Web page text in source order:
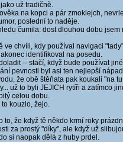
už tradičně.
na kopci a pár zmoklejch,
poslední to naděje.
čumila: dost dlouhou dobu
ve chvíli, kdy používal navigaci
identifikoval na posedu.
-- stačí, když bude používat
pevnosti byl asi ten nejlepší
že obě štěňata pak koukali "na
už to byli JEJICH rytíři a zatímco
celou dobu.
kouzlo, žejo.
to, že když tě někdo krmí roky
za prostý "díky", ale když už
si naopak dělá z huby prdel.